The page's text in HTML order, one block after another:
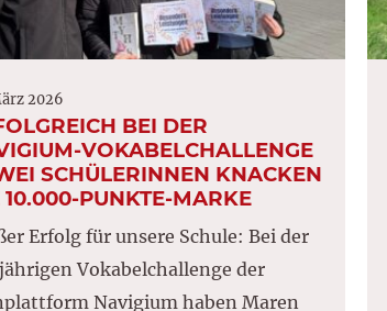
2026
BEI DER
VOKABELCHALLENGE
SCHÜLERINNEN KNACKEN
10.000-PUNKTE-MARKE
Erfolg für unsere Schule: Bei der
Vokabelchallenge der
Navigium haben Maren